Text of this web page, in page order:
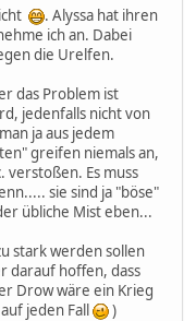
. Alyssa hat ihren
ich an. Dabei
die Urelfen.
das Problem ist
jedenfalls nicht von
ja aus jedem
greifen niemals an,
verstoßen. Es muss
sie sind ja "böse"
übliche Mist eben...
stark werden sollen
darauf hoffen, dass
Drow wäre ein Krieg
jeden Fall
)